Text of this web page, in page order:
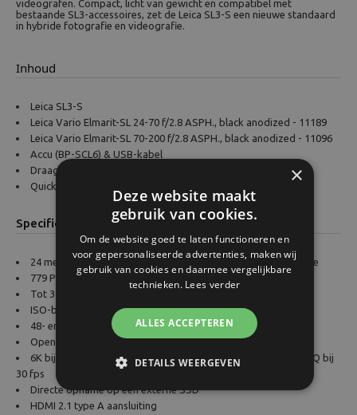
videografen. Compact, licht van gewicht en compatibel met
bestaande SL3-accessoires, zet de Leica SL3-S een nieuwe standaard
in hybride fotografie en videografie.
Inhoud
Leica SL3-S
Leica Vario Elmarit-SL 24-70 f/2.8 ASPH., black anodized - 11189
Leica Vario Elmarit-SL 70-200 f/2.8 ASPH., black anodized - 11096
Accu (BP-SCL6) & USB-kabel
Draagriem
Quick Start Guide
Specificaties
24 megapixel sensor met PDAF-autofocus en beeldstabilisatie
779 PDAF-pixels
Tot 30 fps in 12-bit met continue autofocus (AF-C)
ISO-bereik van 50 tot 200.000
48- en 96-megapixel handheld multishot-modus
Open-gate opname voor video en 5.9K HDMI RAW-video
6K bij 30 fps, 4K bij 60 fps, FHD bij 120 fps, 5.8K ProRes 422 HQ bij
30 fps
Directe opname op een externe SSD
HDMI 2.1 type A aansluiting
×
Deze website maakt
gebruik van cookies.
Om de website goed te laten functioneren en
voor gepersonaliseerde advertenties, maken wij
gebruik van cookies en daarmee vergelijkbare
technieken. Lees verder
ALLES ACCEPTEREN
DETAILS WEERGEVEN